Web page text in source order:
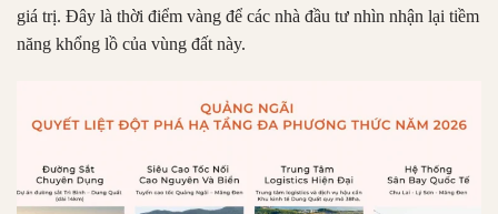
giá trị. Đây là thời điểm vàng để các nhà đầu tư nhìn nhận lại tiềm
năng khổng lồ của vùng đất này.